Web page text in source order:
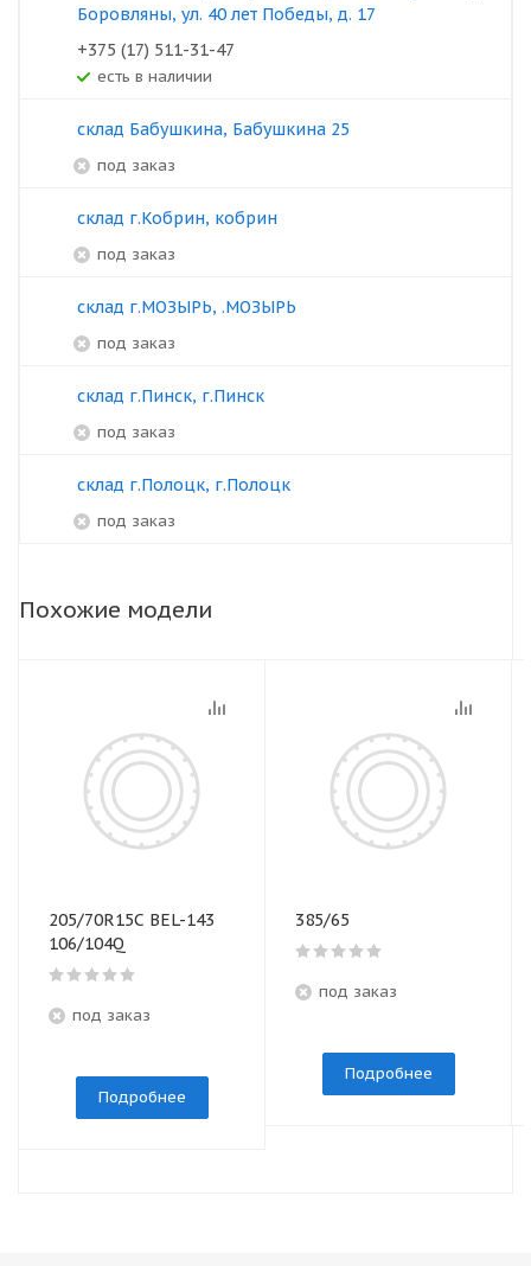
Боровляны, ул. 40 лет Победы, д. 17
+375 (17) 511-31-47
Есть в наличии
склад Бабушкина, Бабушкина 25
под заказ
склад г.Кобрин, кобрин
под заказ
склад г.МОЗЫРЬ, .МОЗЫРЬ
под заказ
склад г.Пинск, г.Пинск
под заказ
склад г.Полоцк, г.Полоцк
под заказ
Похожие модели
205/70R15C BEL-143
106/104Q
под заказ
Подробнее
385/65
под заказ
Подробнее